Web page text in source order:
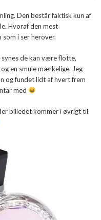
Den består faktisk kun af
Hvoraf den mest
i ser herover.
de kan være flotte,
en smule mærkelige. Jeg
og fundet lidt af hvert frem
med
billedet kommer i øvrigt til